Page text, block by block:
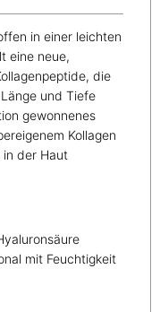
in einer leichten
eine neue,
die
und Tiefe
gewonnenes
Kollagen
der Haut
mit Feuchtigkeit